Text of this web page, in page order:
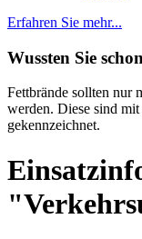
Erfahren Sie mehr...
Wussten Sie
Fettbrände sollten nur
werden. Diese sind
gekennzeichnet.